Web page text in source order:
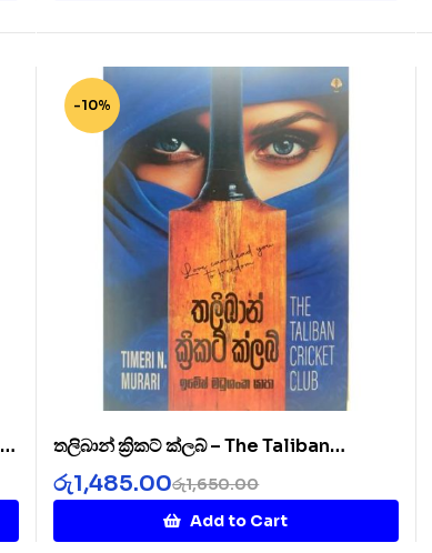
-10%
තලිබාන් ක්‍රිකට් ක්ලබ් – The Taliban
Cricket Clubරු1,650.00
රු1,485.00
Add to Cart